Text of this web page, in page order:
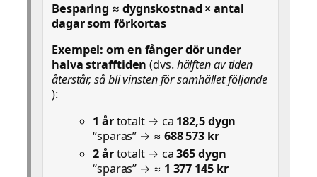
Besparing ≈ dygnskostnad × antal
dagar som förkortas
Exempel: om en fånger dör under
halva strafftiden (dvs.hälften av tiden
återstår, så bli vinsten för samhället följande
):
1 årtotalt → ca 182,5 dygn
“sparas” → ≈ 688 573 kr
2 årtotalt → ca365 dygn
“sparas” → ≈ 1 377 145 kr